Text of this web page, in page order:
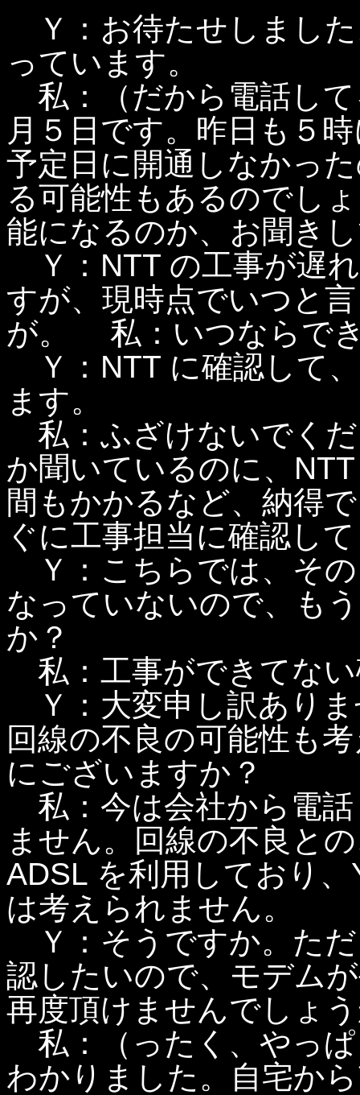
Ｙ：お待たせしまし
っています。
私：（だから電話し
月５日です。昨日も５
予定日に開通しなかっ
る可能性もあるのでし
能になるのか、お聞き
Ｙ：NTT の工事が遅
すが、現時点でいつと
が。 私：いつならで
Ｙ：NTT に確認して
ます。
私：ふざけないでく
か聞いているのに、
間もかかるなど、納得
ぐに工事担当に確認し
Ｙ：こちらでは、そ
なっていないので、も
か？
私：工事ができてな
Ｙ：大変申し訳あり
回線の不良の可能性も
にございますか？
私：今は会社から電
ません。回線の不良と
ADSL を利用しており
は考えられません。
Ｙ：そうですか。た
認したいので、モデム
再度頂けませんでしょ
私：（ったく、やっ
わかりました。自宅か